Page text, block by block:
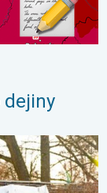
dejiny
jarný